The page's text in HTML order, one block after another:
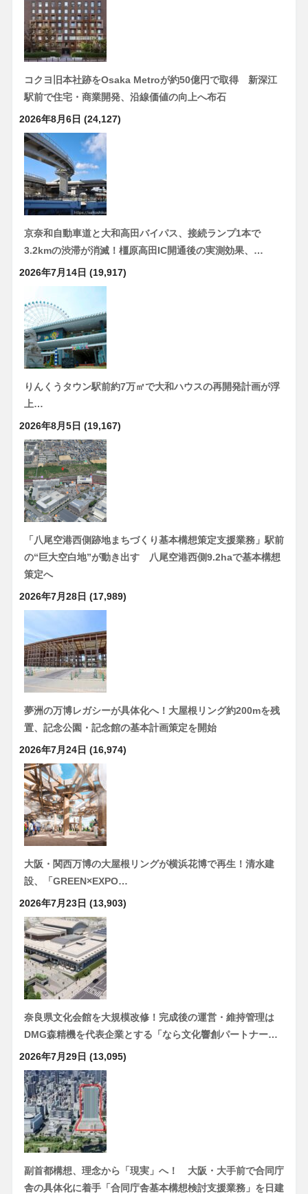
コクヨ旧本社跡をOsaka Metroが約50億円で取得 新深江
駅前で住宅・商業開発、沿線価値の向上へ布石
2026年8月6日 (24,127)
京奈和自動車道と大和高田バイパス、接続ランプ1本で
3.2kmの渋滞が消滅！橿原高田IC開通後の実測効果、…
2026年7月14日 (19,917)
りんくうタウン駅前約7万㎡で大和ハウスの再開発計画が浮
上…
2026年8月5日 (19,167)
「八尾空港西側跡地まちづくり基本構想策定支援業務」駅前
の“巨大空白地”が動き出す 八尾空港西側9.2haで基本構想
策定へ
2026年7月28日 (17,989)
夢洲の万博レガシーが具体化へ！大屋根リング約200mを残
置、記念公園・記念館の基本計画策定を開始
2026年7月24日 (16,974)
大阪・関西万博の大屋根リングが横浜花博で再生！清水建
設、「GREEN×EXPO…
2026年7月23日 (13,903)
奈良県文化会館を大規模改修！完成後の運営・維持管理は
DMG森精機を代表企業とする「なら文化響創パートナー…
2026年7月29日 (13,095)
副首都構想、理念から「現実」へ！ 大阪・大手前で合同庁
舎の具体化に着手「合同庁舎基本構想検討支援業務」を日建